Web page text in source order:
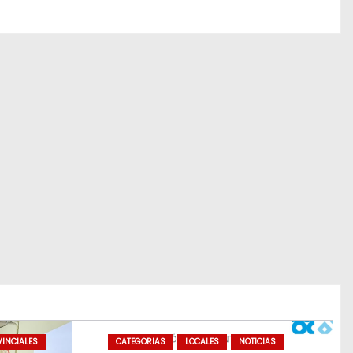
CATEGORIAS LOCALES NOTICIAS